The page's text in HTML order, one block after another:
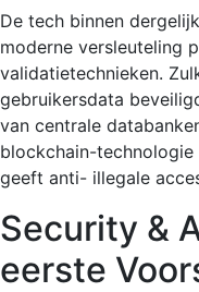
De tech binnen
moderne versleuteling
validatietechnieken.
gebruikersdata
van centrale
blockchain-technologie
geeft anti- illegale
Security &
eerste